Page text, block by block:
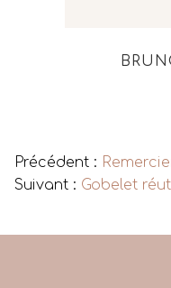
Précédent :
Suivant : Gobelet